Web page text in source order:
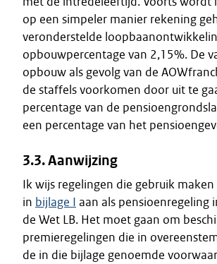
op een simpeler manier rekening
veronderstelde
opbouwpercentage van 2,15%. De
opbouw als gevolg van de
de staffels voorkomen door uit te
percentage van de
een percentage van het
3.3. Aanwijzing
Ik wijs regelingen die gebruik
in bijlage I aan als pensioenregeling
de Wet LB. Het moet gaan om
premieregelingen die in
de in die bijlage genoemde